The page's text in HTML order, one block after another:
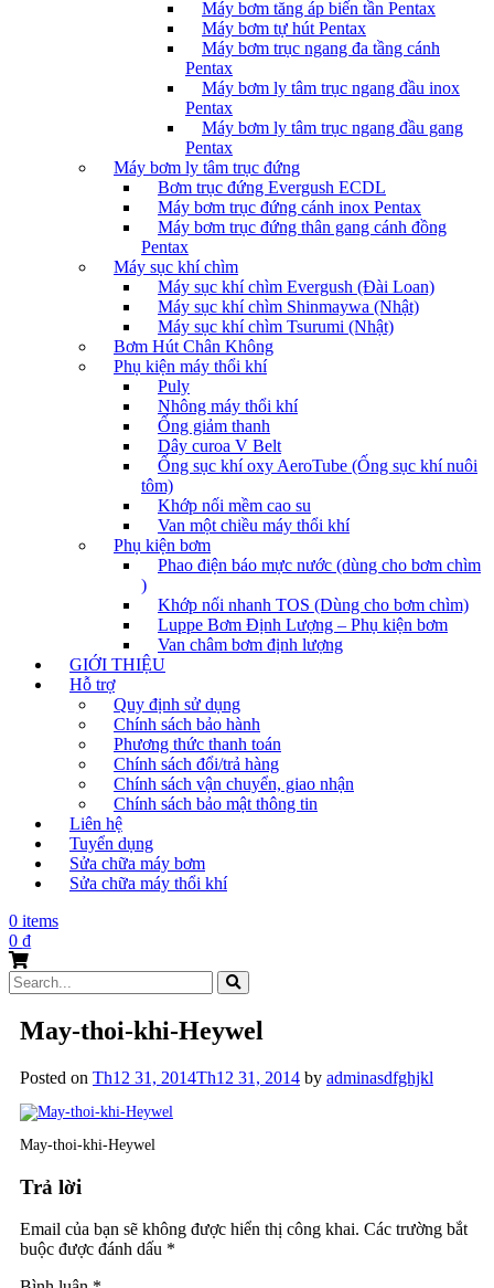
Máy bơm tăng áp biến tần Pentax
Máy bơm tự hút Pentax
Máy bơm trục ngang đa tầng cánh
Pentax
Máy bơm ly tâm trục ngang đầu inox
Pentax
Máy bơm ly tâm trục ngang đầu gang
Pentax
Máy bơm ly tâm trục đứng
Bơm trục đứng Evergush ECDL
Máy bơm trục đứng cánh inox Pentax
Máy bơm trục đứng thân gang cánh đồng
Pentax
Máy sục khí chìm
Máy sục khí chìm Evergush (Đài Loan)
Máy sục khí chìm Shinmaywa (Nhật)
Máy sục khí chìm Tsurumi (Nhật)
Bơm Hút Chân Không
Phụ kiện máy thổi khí
Puly
Nhông máy thổi khí
Ống giảm thanh
Dây curoa V Belt
Ống sục khí oxy AeroTube (Ống sục khí nuôi
tôm)
Khớp nối mềm cao su
Van một chiều máy thổi khí
Phụ kiện bơm
Phao điện báo mực nước (dùng cho bơm chìm
)
Khớp nối nhanh TOS (Dùng cho bơm chìm)
Luppe Bơm Định Lượng – Phụ kiện bơm
Van châm bơm định lượng
GIỚI THIỆU
Hỗ trợ
Quy định sử dụng
Chính sách bảo hành
Phương thức thanh toán
Chính sách đổi/trả hàng
Chính sách vận chuyển, giao nhận
Chính sách bảo mật thông tin
Liên hệ
Tuyển dụng
Sửa chữa máy bơm
Sửa chữa máy thổi khí
0 items
0 ₫
Search
for:
May-thoi-khi-Heywel
Posted on Th12 31, 2014Th12 31, 2014 by adminasdfghjkl
May-thoi-khi-Heywel
Trả lời
Email của bạn sẽ không được hiển thị công khai. Các trường bắt
buộc được đánh dấu *